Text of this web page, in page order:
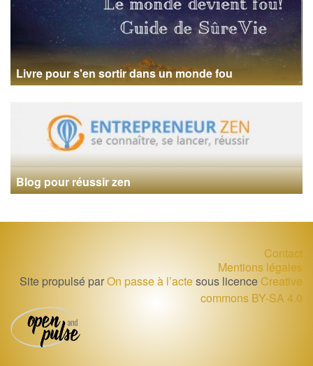
Livre pour s'en sortir dans un monde fou
Blog pour réussir zen
Contact
Mentions légales
Site propulsé parOn passe à l’actesous licence Creative
commons BY-SA 4.0